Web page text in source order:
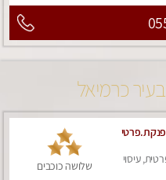
כרמיאל
עיסוי
שלושה כוכבים